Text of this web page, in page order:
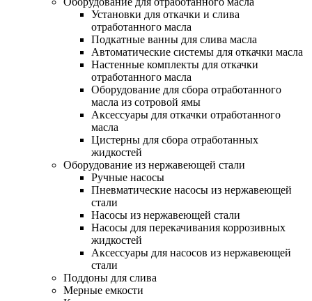
Установки для откачки и слива
отработанного масла
Подкатные ванны для слива масла
Автоматические системы для откачки масла
Настенные комплекты для откачки
отработанного масла
Оборудование для сбора отработанного
масла из сотровой ямы
Аксессуары для откачки отработанного
масла
Цистерны для сбора отработанных
жидкостей
Оборудование из нержавеющей стали
Ручные насосы
Пневматические насосы из нержавеющей
стали
Насосы из нержавеющей стали
Насосы для перекачивания коррозивных
жидкостей
Аксессуары для насосов из нержавеющей
стали
Поддоны для слива
Мерные емкости